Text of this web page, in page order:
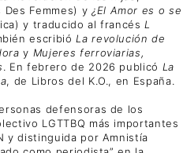
Femmes) y ¿El Amor es o se
y traducido al francésL
escribióLa revolución de
y Mujeres ferroviarias,
. En febrero de 2026 publicó La
, de Libros del K.O., en España.
defensoras de los
LGTTBQ más importantes
y distinguida por Amnistía